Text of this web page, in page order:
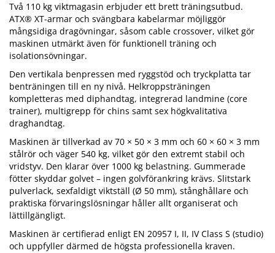
Två 110 kg viktmagasin erbjuder ett brett träningsutbud.
ATX® XT-armar och svängbara kabelarmar möjliggör
mångsidiga dragövningar, såsom cable crossover, vilket gör
maskinen utmärkt även för funktionell träning och
isolationsövningar.
Den vertikala benpressen med ryggstöd och tryckplatta tar
benträningen till en ny nivå. Helkroppsträningen
kompletteras med diphandtag, integrerad landmine (core
trainer), multigrepp för chins samt sex högkvalitativa
draghandtag.
Maskinen är tillverkad av 70 × 50 × 3 mm och 60 × 60 × 3 mm
stålrör och väger 540 kg, vilket gör den extremt stabil och
vridstyv. Den klarar över 1000 kg belastning. Gummerade
fötter skyddar golvet – ingen golvförankring krävs. Slitstark
pulverlack, sexfaldigt viktställ (Ø 50 mm), stånghållare och
praktiska förvaringslösningar håller allt organiserat och
lättillgängligt.
Maskinen är certifierad enligt EN 20957 I, II, IV Class S (studio)
och uppfyller därmed de högsta professionella kraven.